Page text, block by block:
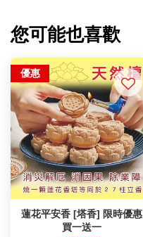
您可能也喜歡
優惠
蓮花平安香 [塔香] 限時優惠
買一送一